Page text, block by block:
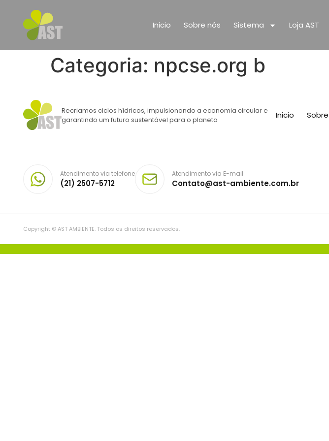
Inicio Sobre nós Sistema Loja AST
Categoria: npcse.org b
Recriamos ciclos hídricos, impulsionando a economia circular e
garantindo um futuro sustentável para o planeta
Inicio
Atendimento via telefone
(21) 2507-5712
Atendimento via E-mail
Contato@ast-ambiente.com.br
Copyright © AST AMBIENTE. Todos os direitos reservados.